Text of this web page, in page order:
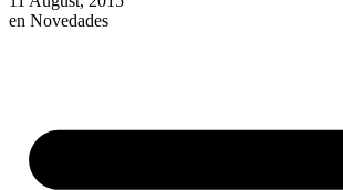
en Novedades